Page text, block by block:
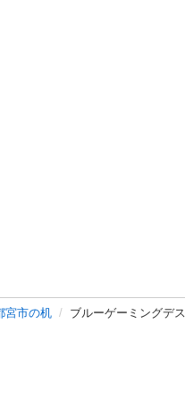
宮市の机 ブルーゲーミングデ